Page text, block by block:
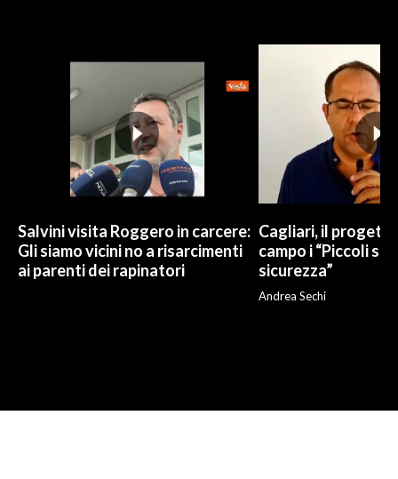
Salvini visita Roggero in carcere:
Gli siamo vicini no a risarcimenti
ai parenti dei rapinatori
Cagliari, il
campo i “Piccoli
sicurezza”
Andrea Sechi